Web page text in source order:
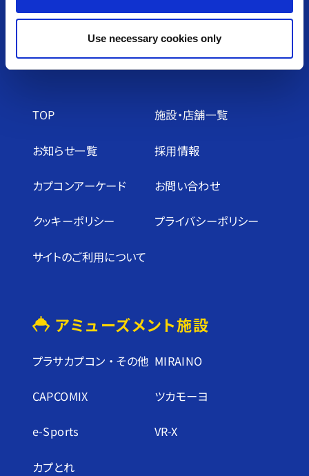
Use necessary cookies only
アミューズメント＆ショップ
TOP 施設・店舗⼀覧
お知らせ⼀覧 採⽤情報
カプコンアーケード お問い合わせ
クッキーポリシー プライバシーポリシー
サイトのご利⽤について
アミューズメント施設
プラサカプコン ・ その他 MIRAINO
CAPCOMIX ツカモーヨ
e-Sports VR-X
カプとれ